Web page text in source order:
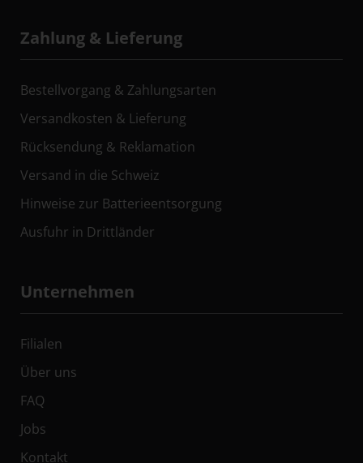
Zahlung & Lieferung
Bestellvorgang & Zahlungsarten
Versandkosten & Lieferung
Rücksendung & Reklamation
Versand in die Schweiz
Hinweise zur Batterieentsorgung
Ausfuhr in Drittländer
Unternehmen
Filialen
Über uns
FAQ
Jobs
Kontakt